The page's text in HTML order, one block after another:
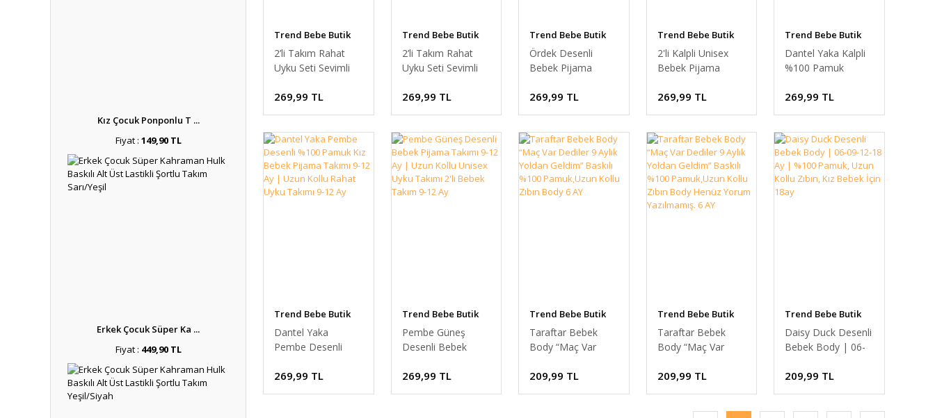
Kız Çocuk Ponponlu T ...
Fiyat : 149,90 TL
Erkek Çocuk Süper Ka ...
Fiyat : 449,90 TL
Trend Bebe Butik
2’li Takım Rahat
Uyku Seti Sevimli
Desenli Unisex
Bebek Pijama
12 Ay
269,99 TL
Trend Bebe Butik
2’li Takım Rahat
Uyku Seti Sevimli
Desenli Unisex
Bebek Pijama
12 Ay
269,99 TL
Trend Bebe Butik
Ördek Desenli
Bebek Pijama
Uzun Kollu Unisex
Uyku Takımı
9-12 Ay
269,99 TL
Trend Bebe Butik
2'li Kalpli Unisex
Bebek Pijama
Uzun Kollu Rahat
Uyku Takımı
12 Ay
269,99 TL
Trend Bebe Butik
Dantel Yaka Kalpli
%100 Pamuk
Takımı 9-12 Ay Kız
Bebek Uzun Kollu
Ay
269,99 TL
Trend Bebe Butik
Dantel Yaka
Pembe Desenli
Bebek Pijama
Takımı 9-12 Ay |
269,99 TL
Trend Bebe Butik
Pembe Güneş
Desenli Bebek
Ay | Uzun Kollu
Unisex Uyku Takımı
269,99 TL
Trend Bebe Butik
Taraftar Bebek
Body “Maç Var
Yoldan Geldim”
Baskılı %100
209,99 TL
Trend Bebe Butik
Taraftar Bebek
Body “Maç Var
Yoldan Geldim”
Baskılı %100
209,99 TL
Trend Bebe Butik
Daisy Duck Desenli
Bebek Body | 06-
%100 Pamuk, Uzun
Kollu Zıbın, Kız
209,99 TL